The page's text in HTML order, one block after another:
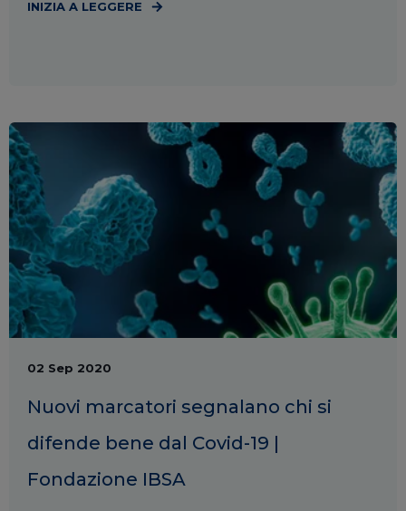
INIZIA A LEGGERE
02 Sep 2020
Nuovi marcatori segnalano chi si
difende bene dal Covid-19 |
Fondazione IBSA